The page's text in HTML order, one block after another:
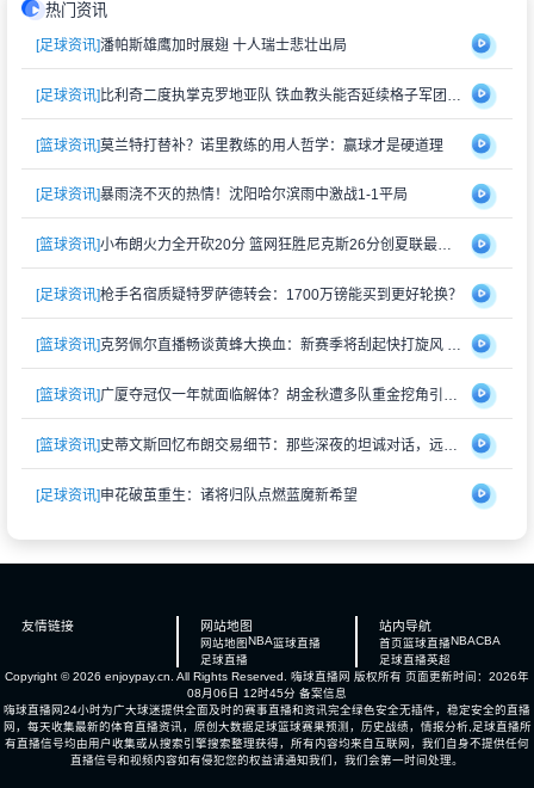
热门资讯
[足球资讯]潘帕斯雄鹰加时展翅 十人瑞士悲壮出局
[足球资讯]
[篮球资讯]莫兰特打替补？诺里教练的用人哲学：赢球才是硬道理
[足球资讯]暴雨浇不灭的热情！沈阳哈尔滨雨中激战1-1平局
[篮球资讯] 小布朗火力全开砍20分 篮网狂胜尼克斯26分创夏联最大分差
[足球资讯]枪手名宿质疑特罗萨德转会：1700万镑能买到更好轮换？
[篮球资讯] 克努佩尔直播畅谈黄蜂大换血：新赛季将刮起快打旋风 射手群蓄势待发
[篮球资讯] 广厦夺冠仅一年就面临解体？胡金秋遭多队重金挖角引猜测
[篮球资讯] 史蒂文斯回忆布朗交易细节：那些深夜的坦诚对话，远比想象中复杂
[足球资讯]申花破茧重生：诸将归队点燃蓝魔新希望
友情链接 网站地图
网站地图 NBA篮球直播
足球直播
站内导航
首页篮球直播NBACBA
足球直播英超
Copyright © 2026 enjoypay.cn. All Rights Reserved. 嗨球直播网 版权所有 页面更新时间：2026年
08月06日 12时45分 备案信息
嗨球直播网24小时为广大球迷提供全面及时的赛事直播和资讯完全绿色安全无插件，稳定安全的直播
网，每天收集最新的体育直播资讯，原创大数据足球篮球赛果预测，历史战绩，情报分析,足球直播所
有直播信号均由用户收集或从搜索引擎搜索整理获得，所有内容均来自互联网，我们自身不提供任何
直播信号和视频内容如有侵犯您的权益请通知我们，我们会第一时间处理。